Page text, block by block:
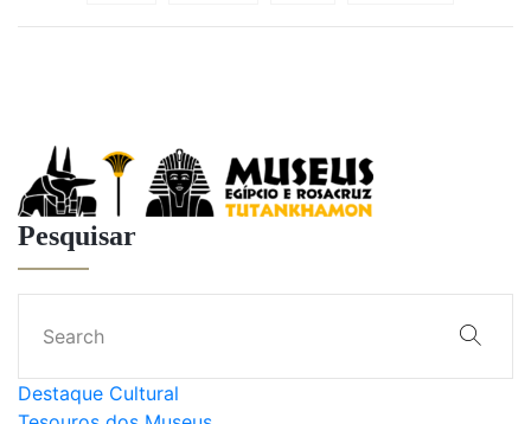
Pesquisar
Destaque Cultural